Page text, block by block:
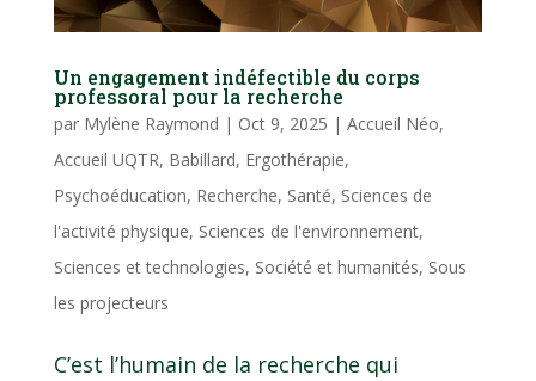
Un engagement indéfectible du corps
professoral pour la recherche
par Mylène Raymond | Oct 9, 2025 | Accueil Néo,
Accueil UQTR, Babillard, Ergothérapie,
Psychoéducation, Recherche, Santé, Sciences de
l'activité physique, Sciences de l'environnement,
Sciences et technologies, Société et humanités, Sous
les projecteurs
C’est l’humain de la recherche qui